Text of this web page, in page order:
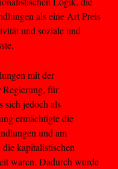
als eine Art Preis
und soziale und
mit der
Regierung, für
sich jedoch als
ermächtigte die
und am
kapitalistischen
waren. Dadurch wurde